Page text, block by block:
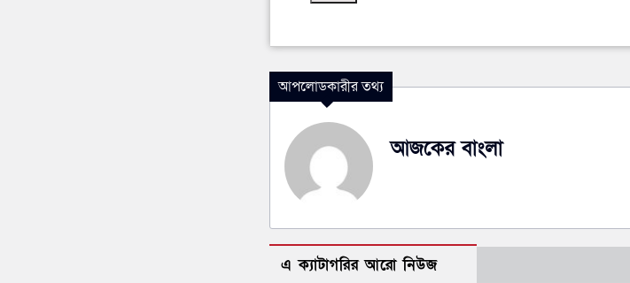
আপলোডকারীর তথ্য
আজকের বাংলা
এ ক্যাটাগরির আরো নিউজ